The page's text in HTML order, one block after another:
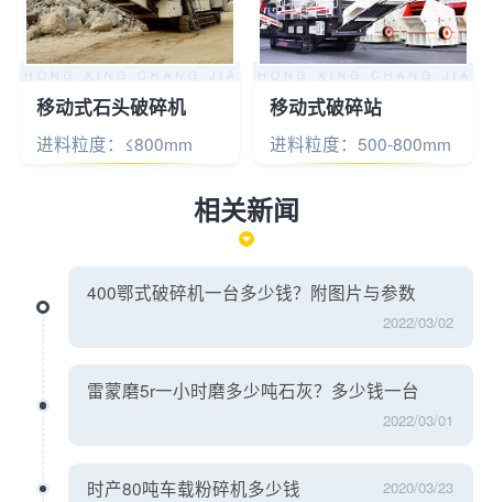
移动式石头破碎机
进料粒度：≤800mm
移动式破碎站
进料粒度：500-800mm
相关新闻
400鄂式破碎机一台多少钱？附图片与参数
2022/03/02
雷蒙磨5r一小时磨多少吨石灰？多少钱一台
2022/03/01
时产80吨车载粉碎机多少钱 2020/03/23